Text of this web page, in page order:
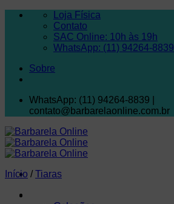
Skip
Loja Física
Contato
SAC Online: 10h às 19h
WhatsApp: (11) 94264-8839
Sobre
WhatsApp: (11) 94264-8839 |
contato@barbarelaonline.com.br
Início / Tiaras